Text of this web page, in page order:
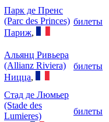
Парк де Пренс
(Parc des Princes)
Париж,
билеты
Альянц Ривьера
(Allianz Riviera)
Ницца,
билеты
Стад де Люмьер
(Stade des
Lumieres)
билеты